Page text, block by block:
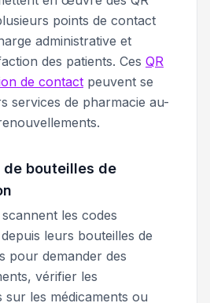
points de contact
administrative et
des patients. Ces QR
de contact peuvent se
services de pharmacie au-
bouteilles de
les codes
leurs bouteilles de
pour demander des
vérifier les
sur les médicaments ou